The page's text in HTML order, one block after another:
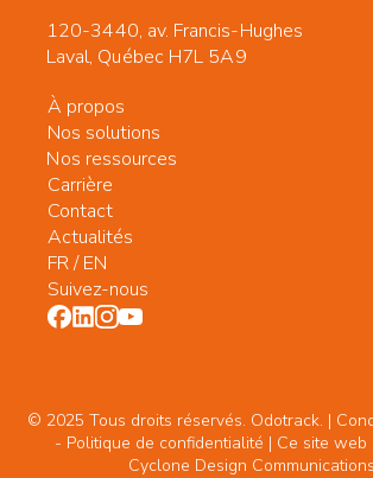
120-3440, av. Francis-Hughes
Laval, Québec H7L 5A9
À propos
Nos solutions
Nos ressources
Carrière
Contact
Actualités
FR/EN
Suivez-nous
© 2025 Tous droits réservés. Odotrack. |
- Politique de confidentialité | Ce site
Cyclone Design